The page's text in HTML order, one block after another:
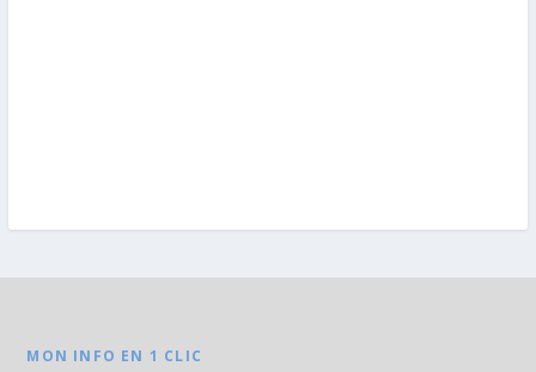
MON INFO EN 1 CLIC